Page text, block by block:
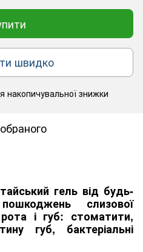
швидко
накопичувальної знижки
гель від будь-
слизової
і губ: стоматити,
губ, бактеріальні